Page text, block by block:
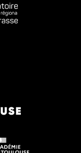
Académie